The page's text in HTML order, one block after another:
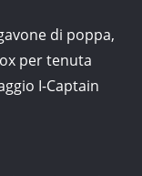
di poppa,
per tenuta
I-Captain